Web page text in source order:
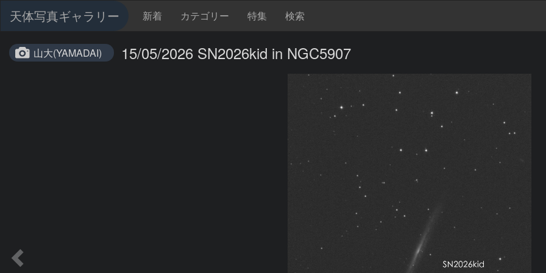
天体写真ギャラリー 新着 カテゴリー 特集 検索
山大(YAMADAI) 15/05/2026 SN2026kid in NGC5907